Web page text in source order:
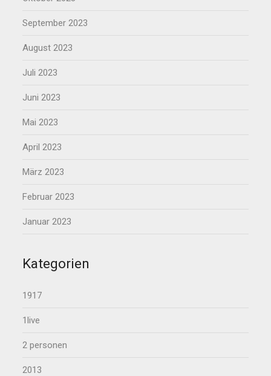
September 2023
August 2023
Juli 2023
Juni 2023
Mai 2023
April 2023
März 2023
Februar 2023
Januar 2023
Kategorien
1917
1live
2 personen
2013